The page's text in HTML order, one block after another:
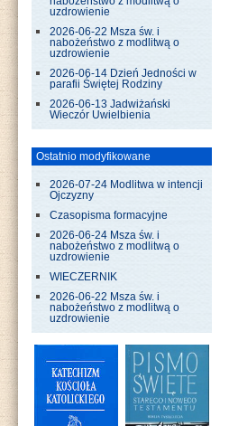
uzdrowienie
2026-06-22 Msza św. i
nabożeństwo z modlitwą o
uzdrowienie
2026-06-14 Dzień Jedności w
parafii Świętej Rodziny
2026-06-13 Jadwiżański
Wieczór Uwielbienia
Ostatnio modyfikowane
2026-07-24 Modlitwa w intencji
Ojczyzny
Czasopisma formacyjne
2026-06-24 Msza św. i
nabożeństwo z modlitwą o
uzdrowienie
WIECZERNIK
2026-06-22 Msza św. i
nabożeństwo z modlitwą o
uzdrowienie